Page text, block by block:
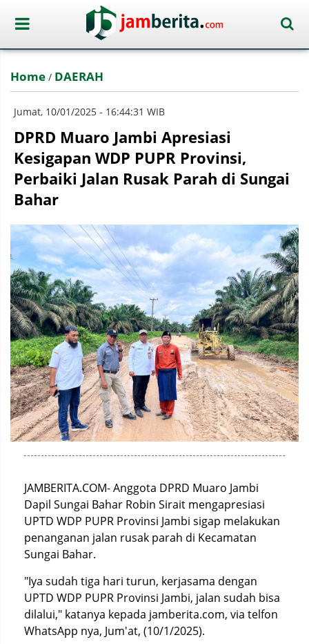
Home / DAERAH
Jumat, 10/01/2025 - 16:44:31 WIB
DPRD Muaro Jambi Apresiasi
Kesigapan WDP PUPR Provinsi,
Perbaiki Jalan Rusak Parah di Sungai
Bahar
JAMBERITA.COM- Anggota DPRD Muaro Jambi
Dapil Sungai Bahar Robin Sirait mengapresiasi
UPTD WDP PUPR Provinsi Jambi sigap melakukan
penanganan jalan rusak parah di Kecamatan
Sungai Bahar.
"Iya sudah tiga hari turun, kerjasama dengan
UPTD WDP PUPR Provinsi Jambi, jalan sudah bisa
dilalui," katanya kepada jamberita.com, via telfon
WhatsApp nya, Jum'at, (10/1/2025).